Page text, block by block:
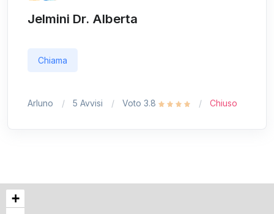
Jelmini Dr. Alberta
Chiama
Arluno 5 Avvisi Voto 3.8 Chiuso
+